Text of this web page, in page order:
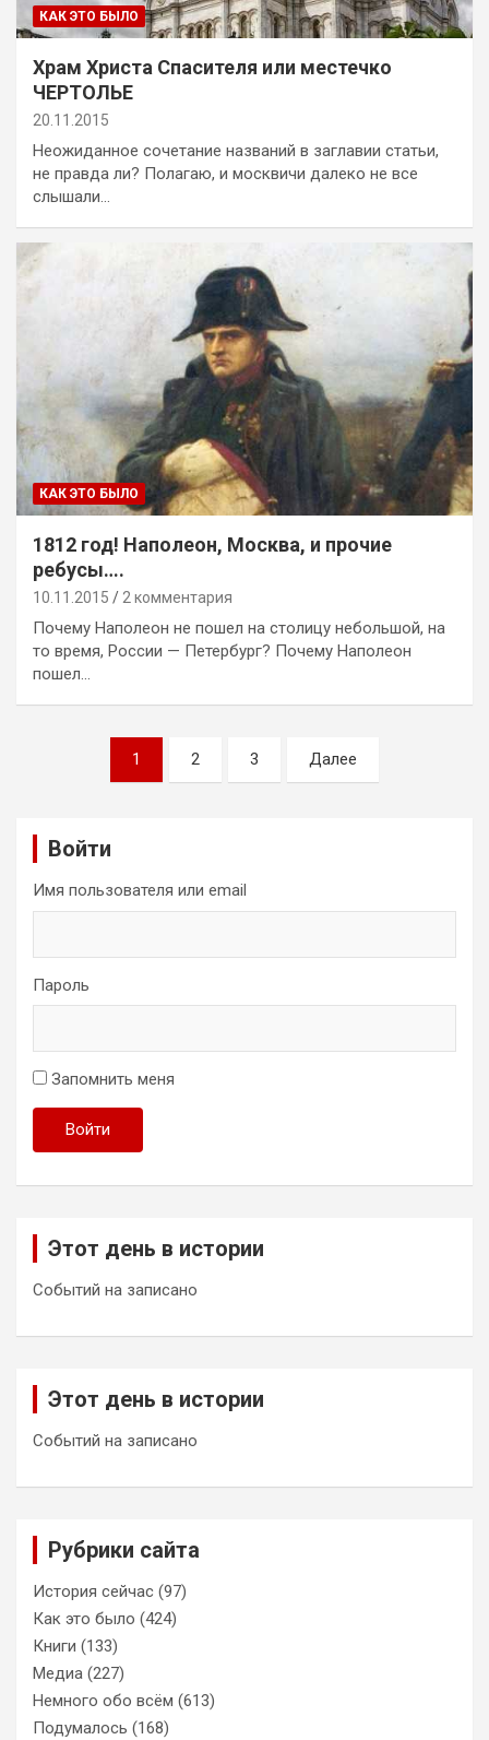
КАК ЭТО БЫЛО
Храм Христа Спасителя или местечко
ЧЕРТОЛЬЕ
20.11.2015
Неожиданное сочетание названий в заглавии статьи,
не правда ли? Полагаю, и москвичи далеко не все
слышали…
КАК ЭТО БЫЛО
1812 год! Наполеон, Москва, и прочие
ребусы….
10.11.2015 2 комментария
Почему Наполеон не пошел на столицу небольшой, на
то время, России — Петербург? Почему Наполеон
пошел…
Пагинация
записей
1 2 3 Далее
Войти
Имя пользователя или email
Пароль
Запомнить меня
Войти
Этот день в истории
Событий на записано
Этот день в истории
Событий на записано
Рубрики сайта
История сейчас (97)
Как это было (424)
Книги (133)
Медиа (227)
Немного обо всём (613)
Подумалось (168)